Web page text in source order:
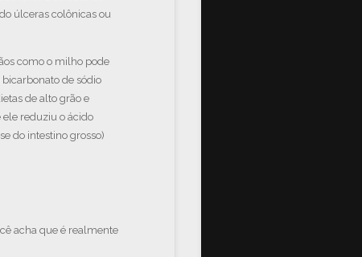
úlceras colônicas ou
como o milho pode
de sódio
de alto grão e
reduziu o ácido
do intestino grosso)
acha que é realmente